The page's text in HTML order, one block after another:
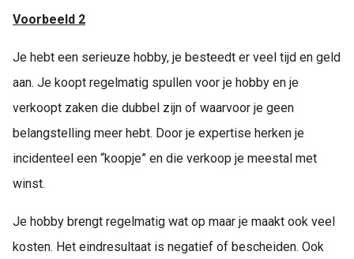
Voorbeeld 2
Je hebt een serieuze hobby, je besteedt er veel tijd en geld
aan. Je koopt regelmatig spullen voor je hobby en je
verkoopt zaken die dubbel zijn of waarvoor je geen
belangstelling meer hebt. Door je expertise herken je
incidenteel een “koopje” en die verkoop je meestal met
winst.
Je hobby brengt regelmatig wat op maar je maakt ook veel
kosten. Het eindresultaat is negatief of bescheiden. Ook